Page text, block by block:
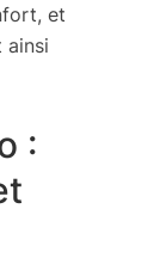
et
ainsi
: